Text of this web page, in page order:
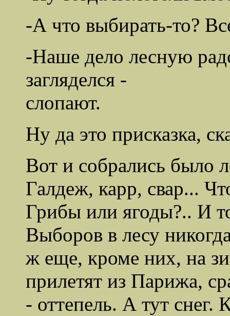
-А что выбирать-то?
-Наше дело лесную
загляделся -
слопают.
Ну да это присказка,
Вот и собрались было
Галдеж, карр, свар...
Грибы или ягоды?.. И
Выборов в лесу
ж еще, кроме них, на
прилетят из Парижа,
- оттепель. А тут снег.